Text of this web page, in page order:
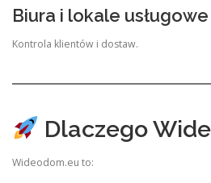
Biura i lokale usługowe
Kontrola klientów i dostaw.
Dlaczego
Wideodom.eu to: